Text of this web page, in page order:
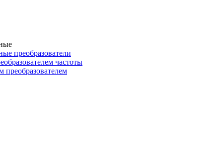
преобразователи
частоты
преобразователем